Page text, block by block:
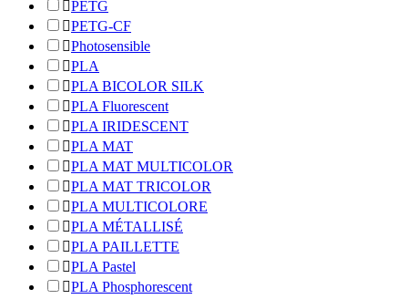
PETG
PETG-CF
Photosensible
PLA
PLA BICOLOR SILK
PLA Fluorescent
PLA IRIDESCENT
PLA MAT
PLA MAT MULTICOLOR
PLA MAT TRICOLOR
PLA MULTICOLORE
PLA MÉTALLISÉ
PLA PAILLETTE
PLA Pastel
PLA Phosphorescent